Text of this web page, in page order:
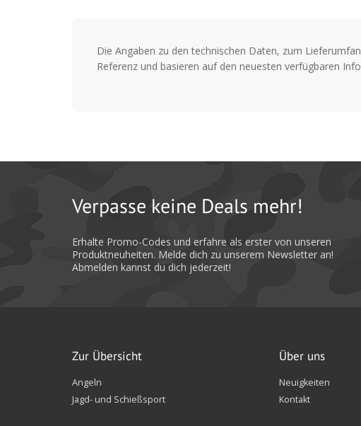
Die Angaben zu den technischen Daten, zum
Referenz und basieren auf den neuesten verfügbaren
Verpasse keine Deals mehr!
Erhalte Promo-Codes und erfahre als erster von unseren
Produktneuheiten. Melde dich zu unserem Newsletter an!
Abmelden kannst du dich jederzeit!
Zur Übersicht
Angeln
Jagd- und Schießsport
Über uns
Neuigkeiten
Kontakt